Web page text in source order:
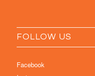
FOLLOW US
Facebook